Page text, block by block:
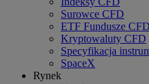
Surowce CFD
ETF Fundusze CFD
Kryptowaluty CFD
Specyfikacja
SpaceX
Rynek